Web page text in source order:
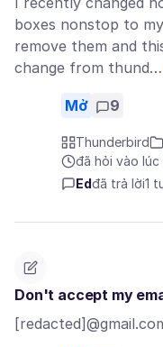
boxes nonstop to
remove them and
change from thund…
Mở 9
Thunderbird
đã hỏi vào
Edđã trả lời1
Don't accept my